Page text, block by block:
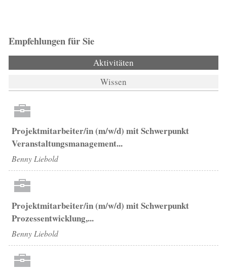
Empfehlungen für Sie
Aktivitäten
Wissen
Projektmitarbeiter/in (m/w/d) mit Schwerpunkt
Veranstaltungsmanagement...
Benny Liebold
Projektmitarbeiter/in (m/w/d) mit Schwerpunkt
Prozessentwicklung,...
Benny Liebold